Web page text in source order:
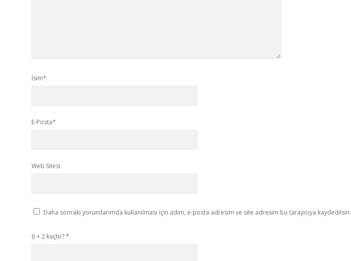
İsim*
E-Posta*
Web Sitesi
Daha sonraki yorumlarımda kullanılması için adım, e-posta adresim ve site adresim bu tarayıcıya kaydedilsin.
6 + 2 kaçtır?*